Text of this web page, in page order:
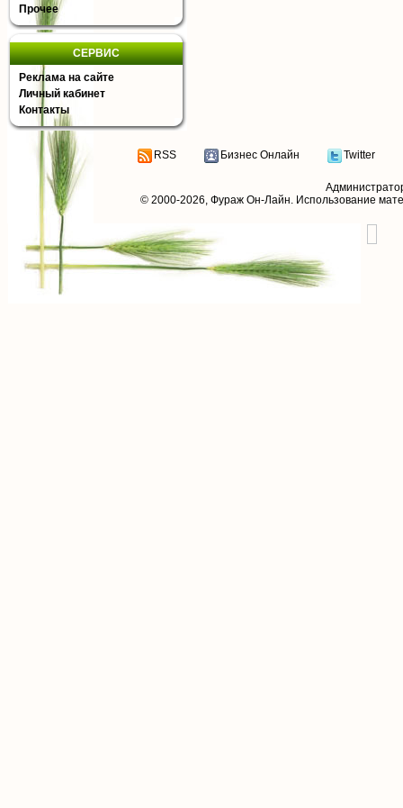
Прочее
СЕРВИС
Реклама на сайте
Личный кабинет
Контакты
RSS Бизнес Онлайн Twitter
© 2000-2026, Фураж Он-Лайн. Использование